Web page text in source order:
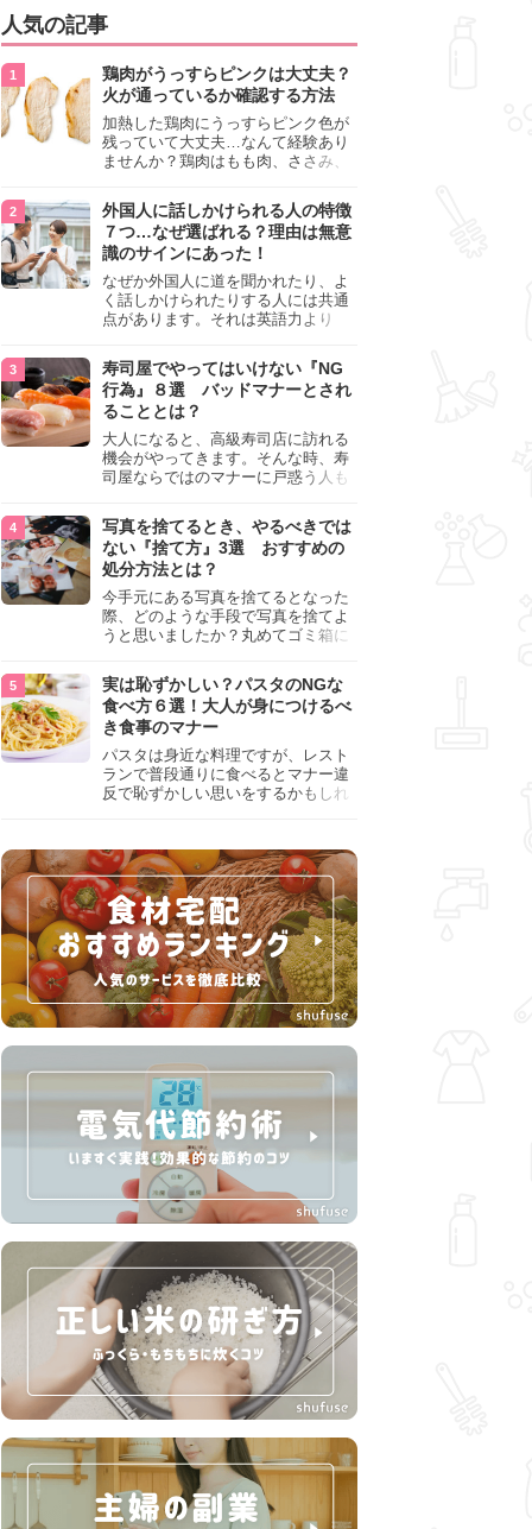
人気の記事
鶏肉がうっすらピンクは大丈夫？
火が通っているか確認する方法
加熱した鶏肉にうっすらピンク色が
残っていて大丈夫…なんて経験あり
ませんか？鶏肉はもも肉、ささみ、
わいが異なり、いろいろと楽しめる
料理ですが、鶏肉は加熱した後でも
うっすらピンク色の部分が大丈夫な
のと気になるときがあります。この
記事では生焼けか火が通っているの
かを確認する方法や、鶏肉を調理す
るときの注意点を紹介しますので、
参考にしてみてくださいね。
外国人に話しかけられる人の特徴
７つ…なぜ選ばれる？理由は無意
識のサインにあった！
なぜか外国人に道を聞かれたり、よ
く話しかけられたりする人には共通
点があります。それは英語力より
けても大丈夫」というサインが関係
しています。よく選ばれる人の特徴
や、英語が苦手でも焦らない対処
法、自分を守るための注意点を詳し
く解説します。
寿司屋でやってはいけない『NG
行為』８選 バッドマナーとされ
ることとは？
大人になると、高級寿司店に訪れる
機会がやってきます。そんな時、寿
司屋ならではのマナーに戸惑う人も
らためて寿司屋でやってはいけない
『NG行為』をチェックしましょう。
写真を捨てるとき、やるべきでは
ない『捨て方』3選 おすすめの
処分方法とは？
今手元にある写真を捨てるとなった
際、どのような手段で写真を捨てよ
うと思いましたか？丸めてゴミ箱に
真は個人情報が詰まっているので、
ただ丸めただけの状態で捨ててしま
うのは危険です。写真にすべきでは
ない捨て方をまとめているので、ぜ
ひチェックしておきましょう。
実は恥ずかしい？パスタのNGな
食べ方６選！大人が身につけるべ
き食事のマナー
パスタは身近な料理ですが、レスト
ランで普段通りに食べるとマナー違
反で恥ずかしい思いをするかもしれ
して、正しい食べ方を確認しましょ
う。大人の嗜みとして知っておきた
い新常識を解説します。